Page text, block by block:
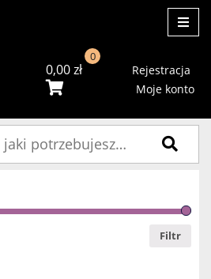
0,00zł
0
Rejestracja
Moje konto
Filtr